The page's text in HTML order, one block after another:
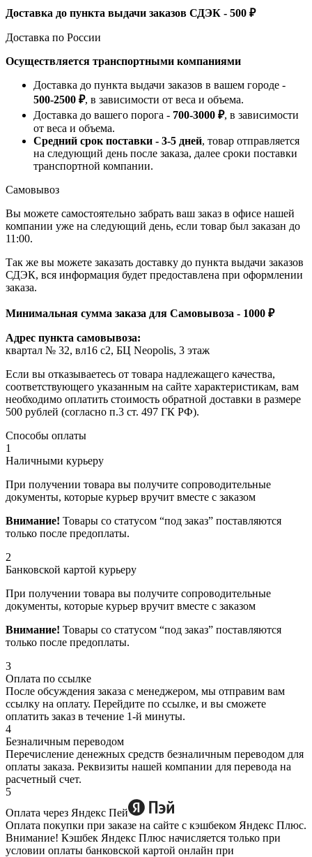
Доставка до пункта выдачи заказов СДЭК - 500 ₽
Доставка по России
Осуществляется транспортными компаниями
Доставка до пункта выдачи заказов в вашем городе -
500-2500 ₽, в зависимости от веса и объема.
Доставка до вашего порога - 700-3000 ₽, в зависимости
от веса и объема.
Средний срок поставки - 3-5 дней, товар отправляется
на следующий день после заказа, далее сроки поставки
транспортной компании.
Самовывоз
Вы можете самостоятельно забрать ваш заказ в офисе нашей
компании уже на следующий день, если товар был заказан до
11:00.
Так же вы можете заказать доставку до пункта выдачи заказов
СДЭК, вся информация будет предоставлена при оформлении
заказа.
Минимальная сумма заказа для Самовывоза - 1000 ₽
Адрес пункта самовывоза:
квартал № 32, вл16 с2, БЦ Neopolis, 3 этаж
Если вы отказываетесь от товара надлежащего качества,
соответствующего указанным на сайте характеристикам, вам
необходимо оплатить стоимость обратной доставки в размере
500 рублей (согласно п.3 ст. 497 ГК РФ).
Способы оплаты
1
Наличными курьеру
При получении товара вы получите сопроводительные
документы, которые курьер вручит вместе с заказом
Внимание! Товары со статусом “под заказ” поставляются
только после предоплаты.
2
Банковской картой курьеру
При получении товара вы получите сопроводительные
документы, которые курьер вручит вместе с заказом
Внимание! Товары со статусом “под заказ” поставляются
только после предоплаты.
3
Оплата по ссылке
После обсуждения заказа с менеджером, мы отправим вам
ссылку на оплату. Перейдите по ссылке, и вы сможете
оплатить заказ в течение 1-й минуты.
4
Безналичным переводом
Перечисление денежных средств безналичным переводом для
оплаты заказа. Реквизиты нашей компании для перевода на
расчетный счет.
5
Оплата через Яндекс Пей
Оплата покупки при заказе на сайте с кэшбеком Яндекс Плюс.
Внимание! Кэшбек Яндекс Плюс начисляется только при
условии оплаты банковской картой онлайн при